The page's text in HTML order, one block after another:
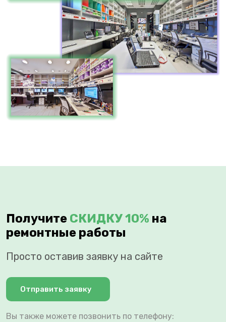
Получите СКИДКУ 10% на
ремонтные работы
Просто оставив заявку на сайте
Отправить заявку
Вы также можете позвонить по телефону: